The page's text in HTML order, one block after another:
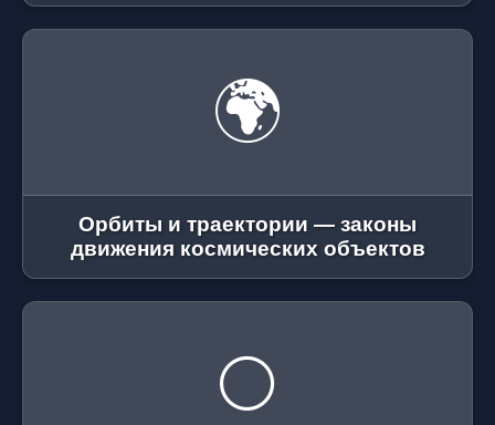
🌍
Орбиты и траектории — законы
движения космических объектов
🌕